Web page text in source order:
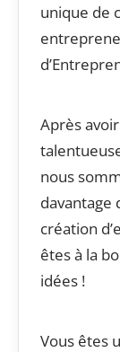
unique de
Après
nous
davantage
création
êtes à la
idées !
Vous êtes